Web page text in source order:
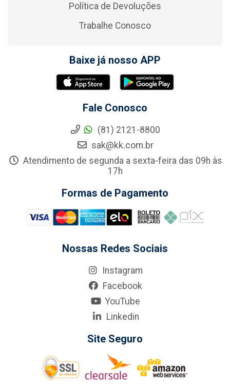
Política de Devoluções
Trabalhe Conosco
Baixe já nosso APP
Fale Conosco
(81) 2121-8800
sak@kk.com.br
Atendimento de segunda a sexta-feira das 09h às
17h
Formas de Pagamento
Nossas Redes Sociais
Instagram
Facebook
YouTube
Linkedin
Site Seguro